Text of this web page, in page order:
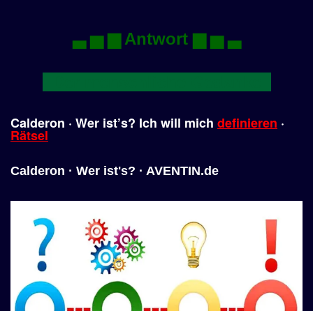
▃ ▅ ▆ Antwort ▆ ▅ ▃
Calderon · Wer ist’s? Ich will mich definieren ·
Rätsel
Calderon · Wer ist's? · AVENTIN.de